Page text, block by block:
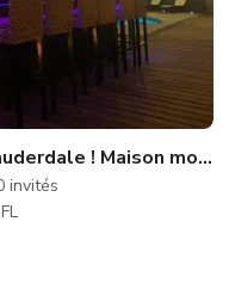
date et à l'heure
! Maison
invités